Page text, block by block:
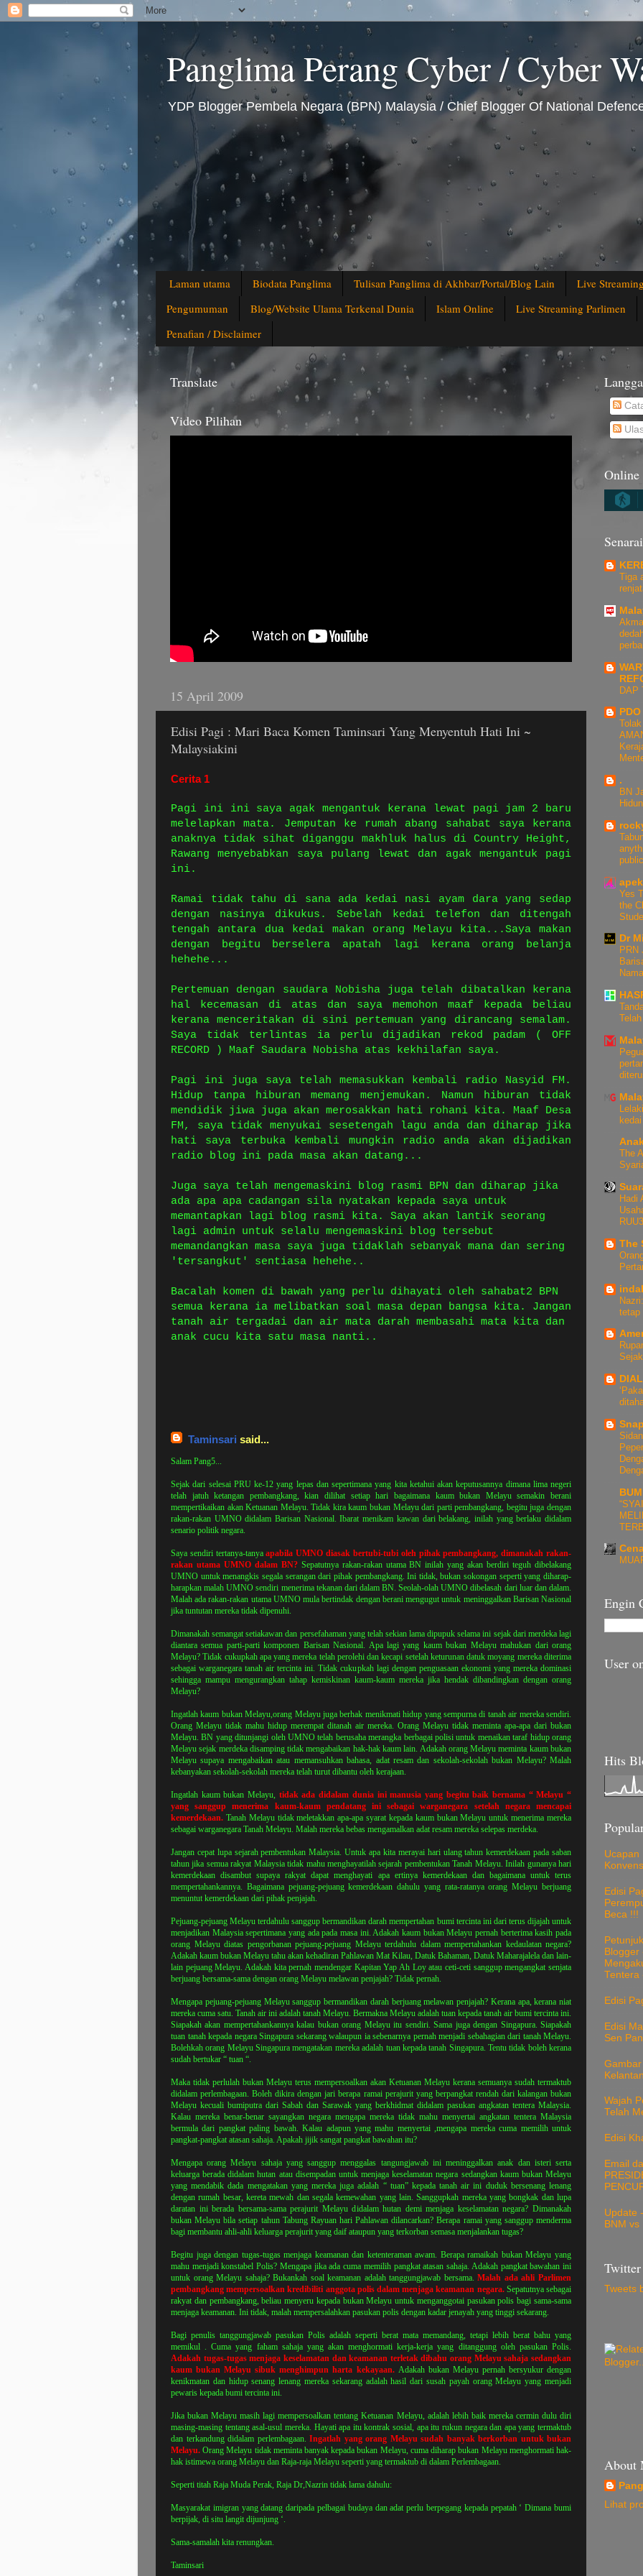
Panglima Perang Cyber / Cyber
YDP Blogger Pembela Negara (BPN) Malaysia / Chief Blogger Of National
Laman utama Biodata Panglima Tulisan Panglima di Akhbar/Portal/Blog Lain
Live
Pengumuman
Blog/Website Ulama Terkenal Dunia Islam Online
Live Streaming Parlimen
Penafian / Disclaimer
Translate
Video Pilihan
15 April 2009
Edisi Pagi : Mari Baca Komen Taminsari Yang Menyentuh Hati Ini ~
Malaysiakini
Cerita 1
Pagi ini ini saya agak mengantuk kerana lewat pagi jam 2 baru
melelapkan mata. Jemputan ke rumah abang sahabat saya kerana
anaknya tidak sihat diganggu makhluk halus di Country Height,
Rawang menyebabkan saya pulang lewat dan agak mengantuk pagi
ini.
Ramai tidak tahu di sana ada kedai nasi ayam dara yang sedap
dengan nasinya dikukus. Sebelah kedai telefon dan ditengah
tengah antara dua kedai makan orang Melayu kita...Saya makan
dengan begitu berselera apatah lagi kerana orang belanja
hehehe...
Pertemuan dengan saudara Nobisha juga telah dibatalkan kerana
hal kecemasan di atas dan saya memohon maaf kepada beliau
kerana menceritakan di sini pertemuan yang dirancang semalam.
Saya tidak terlintas ia perlu dijadikan rekod padam ( OFF
RECORD ) Maaf Saudara Nobisha atas kekhilafan saya.
Pagi ini juga saya telah memasukkan kembali radio Nasyid FM.
Hidup tanpa hiburan memang menjemukan. Namun hiburan tidak
mendidik jiwa juga akan merosakkan hati rohani kita. Maaf Desa
FM, saya tidak menyukai sesetengah lagu anda dan diharap jika
hati saya terbuka kembali mungkin radio anda akan dijadikan
radio blog ini pada masa akan datang...
Juga saya telah mengemaskini blog rasmi BPN dan diharap jika
ada apa apa cadangan sila nyatakan kepada saya untuk
memantapkan lagi blog rasmi kita. Saya akan lantik seorang
lagi admin untuk selalu mengemaskini blog tersebut
memandangkan masa saya juga tidaklah sebanyak mana dan sering
'tersangkut' sentiasa hehehe..
Bacalah komen di bawah yang perlu dihayati oleh sahabat2 BPN
semua kerana ia melibatkan soal masa depan bangsa kita. Jangan
tanah air tergadai dan air mata darah membasahi mata kita dan
anak cucu kita satu masa nanti..
Taminsari said...
Salam Pang5...
Sejak dari selesai PRU ke-12 yang lepas dan sepertimana yang kita ketahui akan keputusannya dimana lima negeri
telah jatuh ketangan pembangkang, kian dilihat setiap hari bagaimana kaum bukan Melayu semakin berani
mempertikaikan akan Ketuanan Melayu. Tidak kira kaum bukan Melayu dari parti pembangkang, begitu juga dengan
rakan-rakan UMNO didalam Barisan Nasional. Ibarat menikam kawan dari belakang, inilah yang berlaku didalam
senario politik negara.
Saya sendiri tertanya-tanyaapabila UMNO diasak bertubi-tubi oleh pihak pembangkang, dimanakah rakan-
rakan utama UMNO dalam BN?Sepatutnya rakan-rakan utama BN inilah yang akan berdiri teguh dibelakang
UMNO untuk menangkis segala serangan dari pihak pembangkang. Ini tidak, bukan sokongan seperti yang diharap-
harapkan malah UMNO sendiri menerima tekanan dari dalam BN. Seolah-olah UMNO dibelasah dari luar dan dalam.
Malah ada rakan-rakan utama UMNO mula bertindak dengan berani mengugut untuk meninggalkan Barisan Nasional
jika tuntutan mereka tidak dipenuhi.
Dimanakah semangat setiakawan dan persefahaman yang telah sekian lama dipupuk selama ini sejak dari merdeka lagi
diantara semua parti-parti komponen Barisan Nasional. Apa lagi yang kaum bukan Melayu mahukan dari orang
Melayu? Tidak cukupkah apa yang mereka telah perolehi dan kecapi setelah keturunan datuk moyang mereka diterima
sebagai warganegara tanah air tercinta ini. Tidak cukupkah lagi dengan penguasaan ekonomi yang mereka dominasi
sehingga mampu mengurangkan tahap kemiskinan kaum-kaum mereka jika hendak dibandingkan dengan orang
Melayu?
Ingatlah kaum bukan Melayu,orang Melayu juga berhak menikmati hidup yang sempurna di tanah air mereka sendiri.
Orang Melayu tidak mahu hidup merempat ditanah air mereka. Orang Melayu tidak meminta apa-apa dari bukan
Melayu. BN yang ditunjangi oleh UMNO telah berusaha merangka berbagai polisi untuk menaikan taraf hidup orang
Melayu sejak merdeka disamping tidak mengabaikan hak-hak kaum lain. Adakah orang Melayu meminta kaum bukan
Melayu supaya mengabaikan atau memansuhkan bahasa, adat resam dan sekolah-sekolah bukan Melayu? Malah
kebanyakan sekolah-sekolah mereka telah turut dibantu oleh kerajaan.
Ingatlah kaum bukan Melayu, tidak ada didalam dunia ini manusia yang begitu baik bernama “ Melayu “
yang sanggup menerima kaum-kaum pendatang ini sebagai warganegara setelah negara mencapai
kemerdekaan. Tanah Melayu tidak meletakkan apa-apa syarat kepada kaum bukan Melayu untuk menerima mereka
sebagai warganegara Tanah Melayu. Malah mereka bebas mengamalkan adat resam mereka selepas merdeka.
Jangan cepat lupa sejarah pembentukan Malaysia. Untuk apa kita merayai hari ulang tahun kemerdekaan pada saban
tahun jika semua rakyat Malaysia tidak mahu menghayatilah sejarah pembentukan Tanah Melayu. Inilah gunanya hari
kemerdekaan disambut supaya rakyat dapat menghayati apa ertinya kemerdekaan dan bagaimana untuk terus
mempertahankannya. Bagaimana pejuang-pejuang kemerdekaan dahulu yang rata-ratanya orang Melayu berjuang
menuntut kemerdekaan dari pihak penjajah.
Pejuang-pejuang Melayu terdahulu sanggup bermandikan darah mempertahan bumi tercinta ini dari terus dijajah untuk
menjadikan Malaysia sepertimana yang ada pada masa ini. Adakah kaum bukan Melayu pernah berterima kasih pada
orang Melayu diatas pengorbanan pejuang-pejuang Melayu terdahulu dalam mempertahankan kedaulatan negara?
Adakah kaum bukan Melayu tahu akan kehadiran Pahlawan Mat Kilau, Datuk Bahaman, Datuk Maharajalela dan lain-
lain pejuang Melayu. Adakah kita pernah mendengar Kapitan Yap Ah Loy atau ceti-ceti sanggup mengangkat senjata
berjuang bersama-sama dengan orang Melayu melawan penjajah? Tidak pernah.
Mengapa pejuang-pejuang Melayu sanggup bermandikan darah berjuang melawan penjajah? Kerana apa, kerana niat
mereka cuma satu. Tanah air ini adalah tanah Melayu. Bermakna Melayu adalah tuan kepada tanah air bumi tercinta ini.
Siapakah akan mempertahankannya kalau bukan orang Melayu itu sendiri. Sama juga dengan Singapura. Siapakah
tuan tanah kepada negara Singapura sekarang walaupun ia sebenarnya pernah menjadi sebahagian dari tanah Melayu.
Bolehkah orang Melayu Singapura mengatakan mereka adalah tuan kepada tanah Singapura. Tentu tidak boleh kerana
sudah bertukar “ tuan “.
Maka tidak perlulah bukan Melayu terus mempersoalkan akan Ketuanan Melayu kerana semuanya sudah termaktub
didalam perlembagaan. Boleh dikira dengan jari berapa ramai perajurit yang berpangkat rendah dari kalangan bukan
Melayu kecuali bumiputra dari Sabah dan Sarawak yang berkhidmat didalam pasukan angkatan tentera Malaysia.
Kalau mereka benar-benar sayangkan negara mengapa mereka tidak mahu menyertai angkatan tentera Malaysia
bermula dari pangkat paling bawah. Kalau adapun yang mahu menyertai ,mengapa mereka cuma memilih untuk
pangkat-pangkat atasan sahaja. Apakah jijik sangat pangkat bawahan itu?
Mengapa orang Melayu sahaja yang sanggup menggalas tangungjawab ini meninggalkan anak dan isteri serta
keluarga berada didalam hutan atau disempadan untuk menjaga keselamatan negara sedangkan kaum bukan Melayu
yang mendabik dada mengatakan yang mereka juga adalah “ tuan” kepada tanah air ini duduk bersenang lenang
dengan rumah besar, kereta mewah dan segala kemewahan yang lain. Sanggupkah mereka yang bongkak dan lupa
daratan ini berada bersama-sama perajurit Melayu didalam hutan demi menjaga keselamatan negara? Dimanakah
bukan Melayu bila setiap tahun Tabung Rayuan hari Pahlawan dilancarkan? Berapa ramai yang sanggup menderma
bagi membantu ahli-ahli keluarga perajurit yang daif ataupun yang terkorban semasa menjalankan tugas?
Begitu juga dengan tugas-tugas menjaga keamanan dan ketenteraman awam. Berapa ramaikah bukan Melayu yang
mahu menjadi konstabel Polis? Mengapa jika ada cuma memilih pangkat atasan sahaja. Adakah pangkat bawahan ini
untuk orang Melayu sahaja? Bukankah soal keamanan adalah tanggungjawab bersama.Malah ada ahli Parlimen
pembangkang mempersoalkan kredibiliti anggota polis dalam menjaga keamanan negara.Sepatutnya sebagai
rakyat dan pembangkang, beliau menyeru kepada bukan Melayu untuk menganggotai pasukan polis bagi sama-sama
menjaga keamanan. Ini tidak, malah mempersalahkan pasukan polis dengan kadar jenayah yang tinggi sekarang.
Bagi penulis tanggungjawab pasukan Polis adalah seperti berat mata memandang, tetapi lebih berat bahu yang
memikul . Cuma yang faham sahaja yang akan menghormati kerja-kerja yang ditanggung oleh pasukan Polis.
Adakah tugas-tugas menjaga keselamatan dan keamanan terletak dibahu orang Melayu sahaja sedangkan
kaum bukan Melayu sibuk menghimpun harta kekayaan. Adakah bukan Melayu pernah bersyukur dengan
kenikmatan dan hidup senang lenang mereka sekarang adalah hasil dari susah payah orang Melayu yang menjadi
pewaris kepada bumi tercinta ini.
Jika bukan Melayu masih lagi mempersoalkan tentang Ketuanan Melayu, adalah lebih baik mereka cermin dulu diri
masing-masing tentang asal-usul mereka. Hayati apa itu kontrak sosial, apa itu rukun negara dan apa yang termaktub
dan terkandung didalam perlembagaan. Ingatlah yang orang Melayu sudah banyak berkorban untuk bukan
Melayu. Orang Melayu tidak meminta banyak kepada bukan Melayu, cuma diharap bukan Melayu menghormati hak-
hak istimewa orang Melayu dan Raja-raja Melayu seperti yang termaktub di dalam Perlembagaan.
Seperti titah Raja Muda Perak, Raja Dr,Nazrin tidak lama dahulu:
Masyarakat imigran yang datang daripada pelbagai budaya dan adat perlu berpegang kepada pepatah ‘ Dimana bumi
berpijak, di situ langit dijunjung ‘.
Sama-samalah kita renungkan.
Taminsari
Tiga
DAP
PDO
.
BN
Yes
the
Dr
PRN
The
Hadi
The
tetap
Engin
User
Hits
Ucapan
Edisi
Beca !!!
Blogger
Tentera
Edisi
Edisi
Sen
Wajah
Telah
Edisi
Email
Update
BNM
Twitter
Tweets
About
Lihat